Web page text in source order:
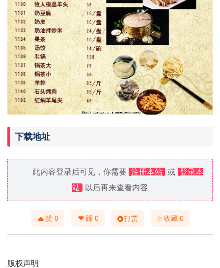
下载地址
此内容登录后可见，你需要 注册本站 或 登录本
站
以后再来查看内容
赞 0 踩 0 打赏 ☆收藏 0
版权声明